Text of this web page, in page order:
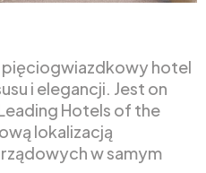
pięciogwiazdkowy hotel
i elegancji. Jest on
Hotels of the
lokalizacją
w samym